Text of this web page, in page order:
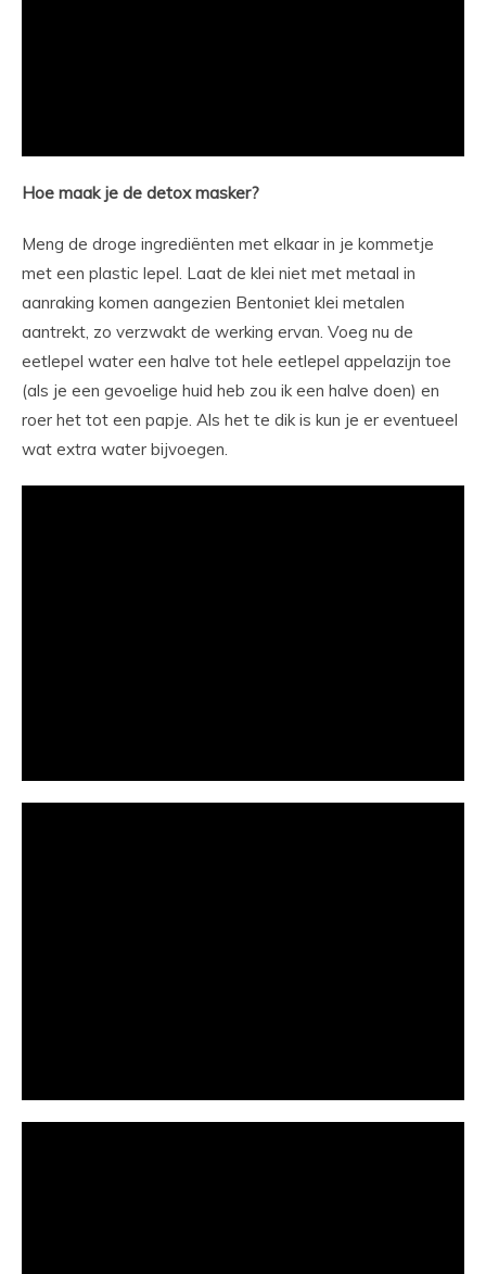
Hoe maak je de detox masker?
Meng de droge ingrediënten met elkaar in je kommetje
met een plastic lepel. Laat de klei niet met metaal in
aanraking komen aangezien Bentoniet klei metalen
aantrekt, zo verzwakt de werking ervan. Voeg nu de
eetlepel water een halve tot hele eetlepel appelazijn toe
(als je een gevoelige huid heb zou ik een halve doen) en
roer het tot een papje. Als het te dik is kun je er eventueel
wat extra water bijvoegen.